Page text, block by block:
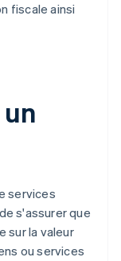
fiscale ainsi
services
s'assurer que
sur la valeur
ou services